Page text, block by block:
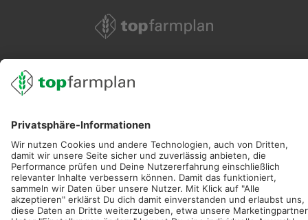
service@topfarmplan.de
Sei immer auf dem Laufenden!
Neue Features, spannende Tipps und hilfreiche Anleitungen!